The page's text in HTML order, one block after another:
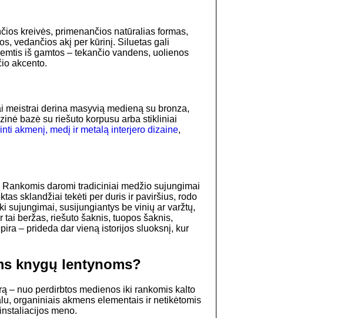
kreivės, primenančios natūralias formas,
vedančios akį per kūrinį. Siluetas gali
iš gamtos – tekančio vandens, uolienos
akcento.
derina masyvią medieną su bronza,
bazė su riešuto korpusu arba stikliniai
akmenį, medį ir metalą interjero dizaine,
daromi tradiciniai medžio sujungimai
sklandžiai tekėti per duris ir paviršius, rodo
sujungimai, susijungiantys be vinių ar varžtų,
beržas, riešuto šaknis, tuopos šaknis,
– prideda dar vieną istorijos sluoksnį, kur
knygų lentynoms?
– nuo perdirbtos medienos iki rankomis kalto
organiniais akmens elementais ir netikėtomis
meno.